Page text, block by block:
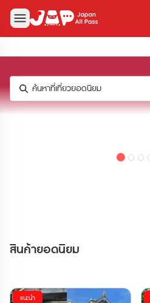
ค้นหาที่เที่ยวยอดนิยม
สินค้ายอดนิยม
แนะนำ